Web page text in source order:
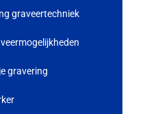
graveertechniek
gravering